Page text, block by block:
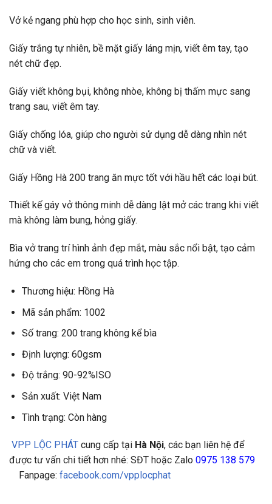
Vở kẻ ngang phù hợp cho học sinh, sinh viên.
Giấy trắng tự nhiên, bề mặt giấy láng mịn, viết êm tay, tạo
nét chữ đẹp.
Giấy viết không bụi, không nhòe, không bị thấm mực sang
trang sau, viết êm tay.
Giấy chống lóa, giúp cho người sử dụng dễ dàng nhìn nét
chữ và viết.
Giấy Hồng Hà 200 trang ăn mực tốt với hầu hết các loại bút.
Thiết kế gáy vở thông minh dễ dàng lật mở các trang khi viết
mà không làm bung, hỏng giấy.
Bìa vở trang trí hình ảnh đẹp mắt, màu sắc nổi bật, tạo cảm
hứng cho các em trong quá trình học tập.
Thương hiệu: Hồng Hà
Mã sản phẩm: 1002
Số trang: 200 trang không kể bìa
Định lượng: 60gsm
Độ trắng: 90-92%ISO
Sản xuất: Việt Nam
Tình trạng: Còn hàng
VPP LỘC PHÁT cung cấp tại Hà Nội, các bạn liên hệ để
được tư vấn chi tiết hơn nhé: SĐT hoặc Zalo 0975 138 579
Fanpage: facebook.com/vpplocphat